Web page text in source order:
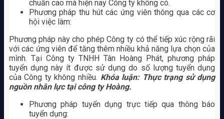
chuẩn cao mà hiện nay Công ty không có.
Phương pháp thu hút các ứng viên thông qua các cơ
hội việc làm:
Phương pháp này cho phép Công ty có thể tiếp xúc rộng rãi
với các ứng viên để tăng thêm nhiều khả năng lựa chọn của
mình. Tại Công ty TNHH Tân Hoàng Phát, phương pháp
tuyển dụng này ít được sử dụng do số lượng tuyển dụng
của Công ty không nhiều. Khóa luận: Thực trạng sử dụng
nguồn nhân lực tại công ty Hoàng.
Phương pháp tuyển dụng trực tiếp qua thông báo
tuyển dụng: